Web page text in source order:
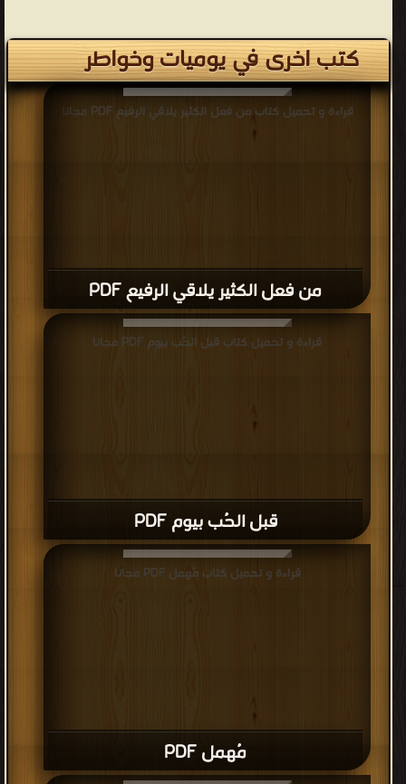
كتب اخرى في يوميات وخواطر
من فعل الكثير يلاقي الرفيع PDF
قراءة و تحميل كتاب من فعل الكثير يلاقي الرفيع PDF مجانا
قبل الحُب بيوم PDF
قراءة و تحميل كتاب قبل الحُب بيوم PDF مجانا
مُهمل PDF
قراءة و تحميل كتاب مُهمل PDF مجانا